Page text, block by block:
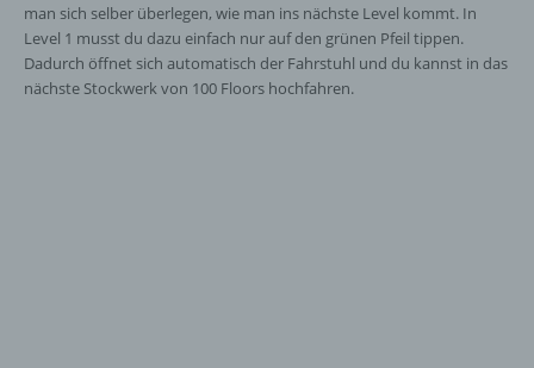
man sich selber überlegen, wie man ins nächste Level kommt. In
Level 1 musst du dazu einfach nur auf den grünen Pfeil tippen.
Dadurch öffnet sich automatisch der Fahrstuhl und du kannst in das
nächste Stockwerk von 100 Floors hochfahren.